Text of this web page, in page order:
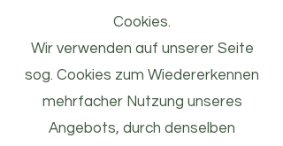
Cookies.
Wir verwenden auf unserer Seite
sog. Cookies zum Wiedererkennen
mehrfacher Nutzung unseres
Angebots, durch denselben